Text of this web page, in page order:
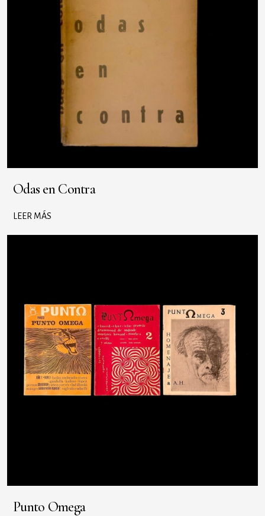
Odas en Contra
LEER MÁS
Punto Omega